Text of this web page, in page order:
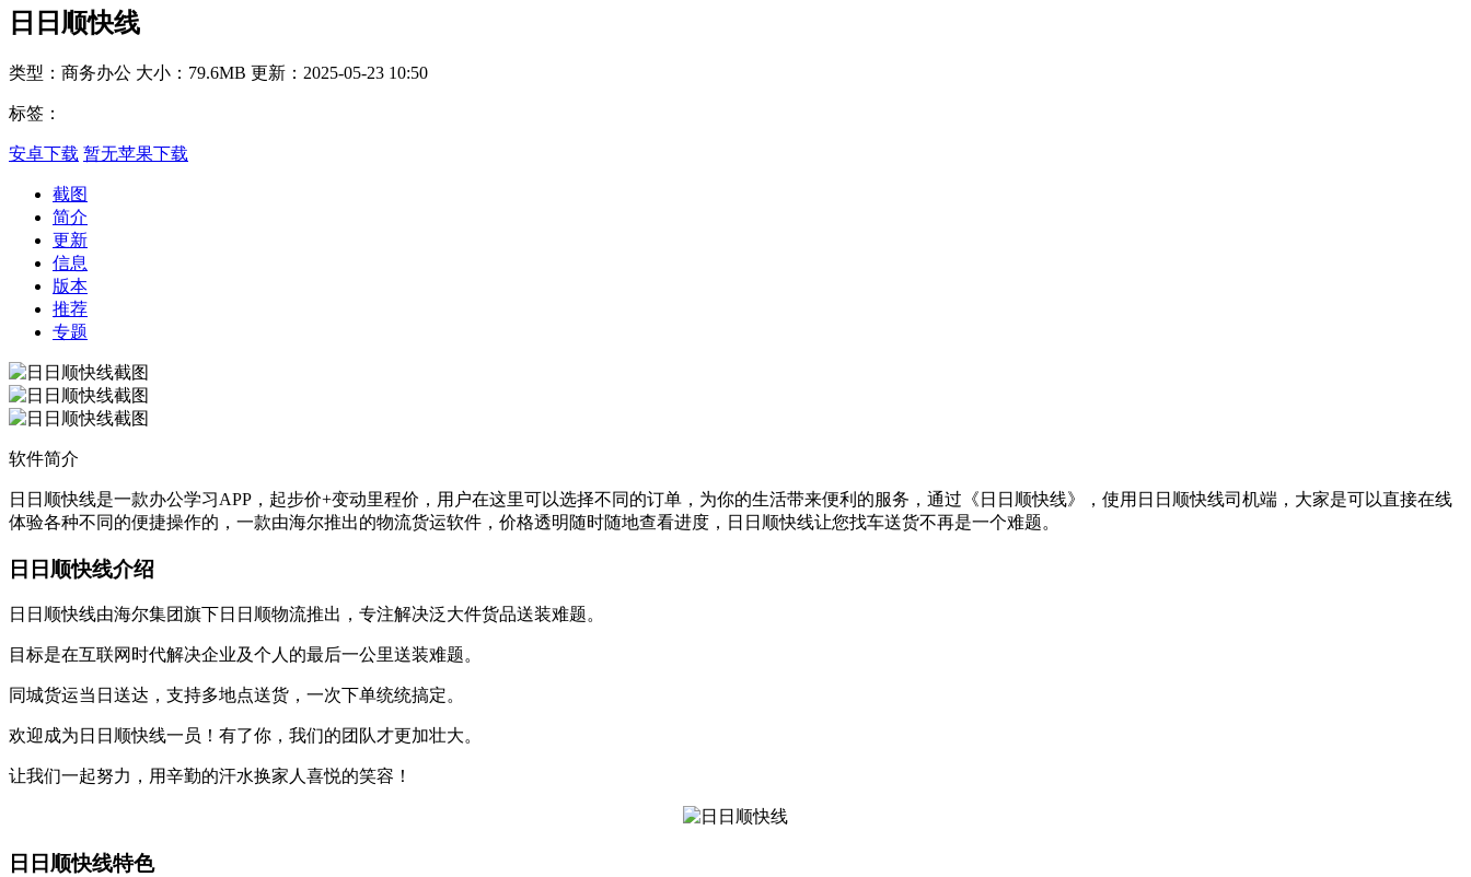
日日顺快线
类型：商务办公 大小：79.6MB 更新：2025-05-23 10:50
标签：
安卓下载 暂无苹果下载
截图
简介
更新
信息
版本
推荐
专题
软件简介
日日顺快线是一款办公学习APP，起步价+变动里程价，用户在这里可以选择不同的订单，为你的生活带来便利的服务，通过《日日顺快线》，使用日日顺快线司机端，大家是可以直接在线
体验各种不同的便捷操作的，一款由海尔推出的物流货运软件，价格透明随时随地查看进度，日日顺快线让您找车送货不再是一个难题。
日日顺快线介绍
日日顺快线由海尔集团旗下日日顺物流推出，专注解决泛大件货品送装难题。
目标是在互联网时代解决企业及个人的最后一公里送装难题。
同城货运当日送达，支持多地点送货，一次下单统统搞定。
欢迎成为日日顺快线一员！有了你，我们的团队才更加壮大。
让我们一起努力，用辛勤的汗水换家人喜悦的笑容！
日日顺快线特色